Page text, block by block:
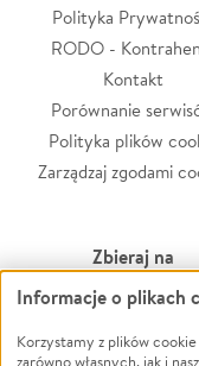
Polityka
RODO -
Kontakt
Porównanie
Polityka plików
Zarządzaj zgodami
Zbieraj na
Leczenie
Zwierzęta
Informacje o plikach
Korzystamy z plików